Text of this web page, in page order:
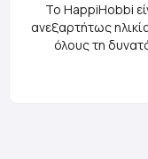
Το HappiHobbi
ανεξαρτήτως
όλους τη